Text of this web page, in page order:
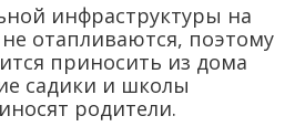
инфраструктуры на
отапливаются, поэтому
приносить из дома
садики и школы
родители.